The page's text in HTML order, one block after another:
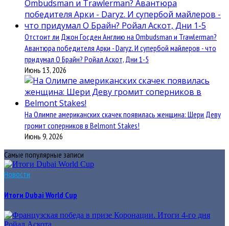
Отстоит ли Джон Госден Англию на Ombudsman и Trawlerman?
Авантюра победителя Арки - Daryz. И супербой майлеров - что
придумал О Брайн? Ройал Аскот, Дни 1-5
Июнь 13, 2026
На Олимпе американских скачек появилась женщина: Шери Деву
громит соперников в Belmont Stakes!
Июнь 9, 2026
Самые популярные записи
Новости
Итоги Dubai World Cup